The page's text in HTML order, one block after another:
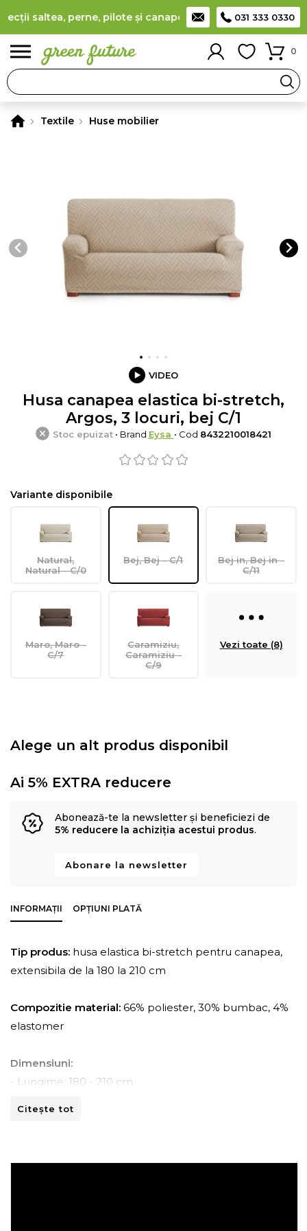
saltea, perne, pilote și canapele detalii ) Producător
031 333 0330
0
Textile Huse mobilier
VIDEO
Husa canapea elastica bi-stretch,
Argos, 3 locuri, bej C/1
Stoc epuizat• Brand Eysa • Cod 8432210018421
Variante disponibile
Natural,
Natural - C/0
Bej, Bej - C/1
Bej in, Bej in -
C/11
Maro, Maro -
C/7
Caramiziu,
Caramiziu -
C/9
Vezi toate (8)
Alege un alt produs disponibil
Ai 5% EXTRA reducere
Abonează-te la newsletter și beneficiezi de
5% reducere la achiziția acestui produs.
Abonare la newsletter
INFORMAȚII OPȚIUNI PLATĂ
Tip produs: husa elastica bi-stretch pentru canapea,
extensibila de la 180 la 210 cm
Compozitie material: 66% poliester, 30% bumbac, 4%
elastomer
Dimensiuni:
- Lungime: 180 - 210 cm
- Inaltime: 80 -110 cm
Citește tot